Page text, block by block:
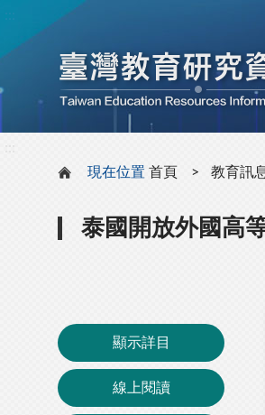
現在位置 首頁 教育訊
泰國開放外國高
顯示詳目
線上閱讀